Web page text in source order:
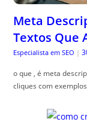
Meta
Textos Que
Especialista em SEO |
o que , é meta
cliques com